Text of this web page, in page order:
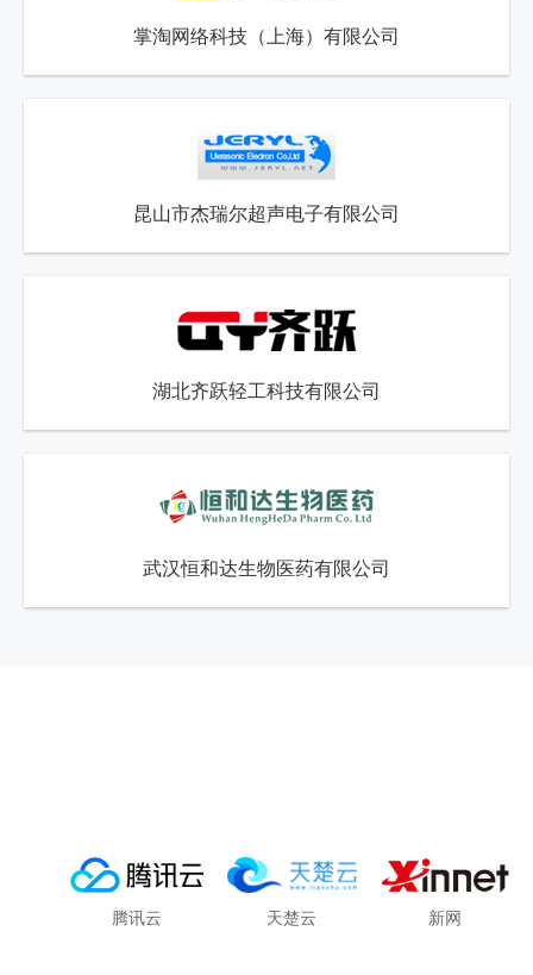
掌淘网络科技（上海）有限公司
昆山市杰瑞尔超声电子有限公司
湖北齐跃轻工科技有限公司
武汉恒和达生物医药有限公司
腾讯云 天楚云 新网